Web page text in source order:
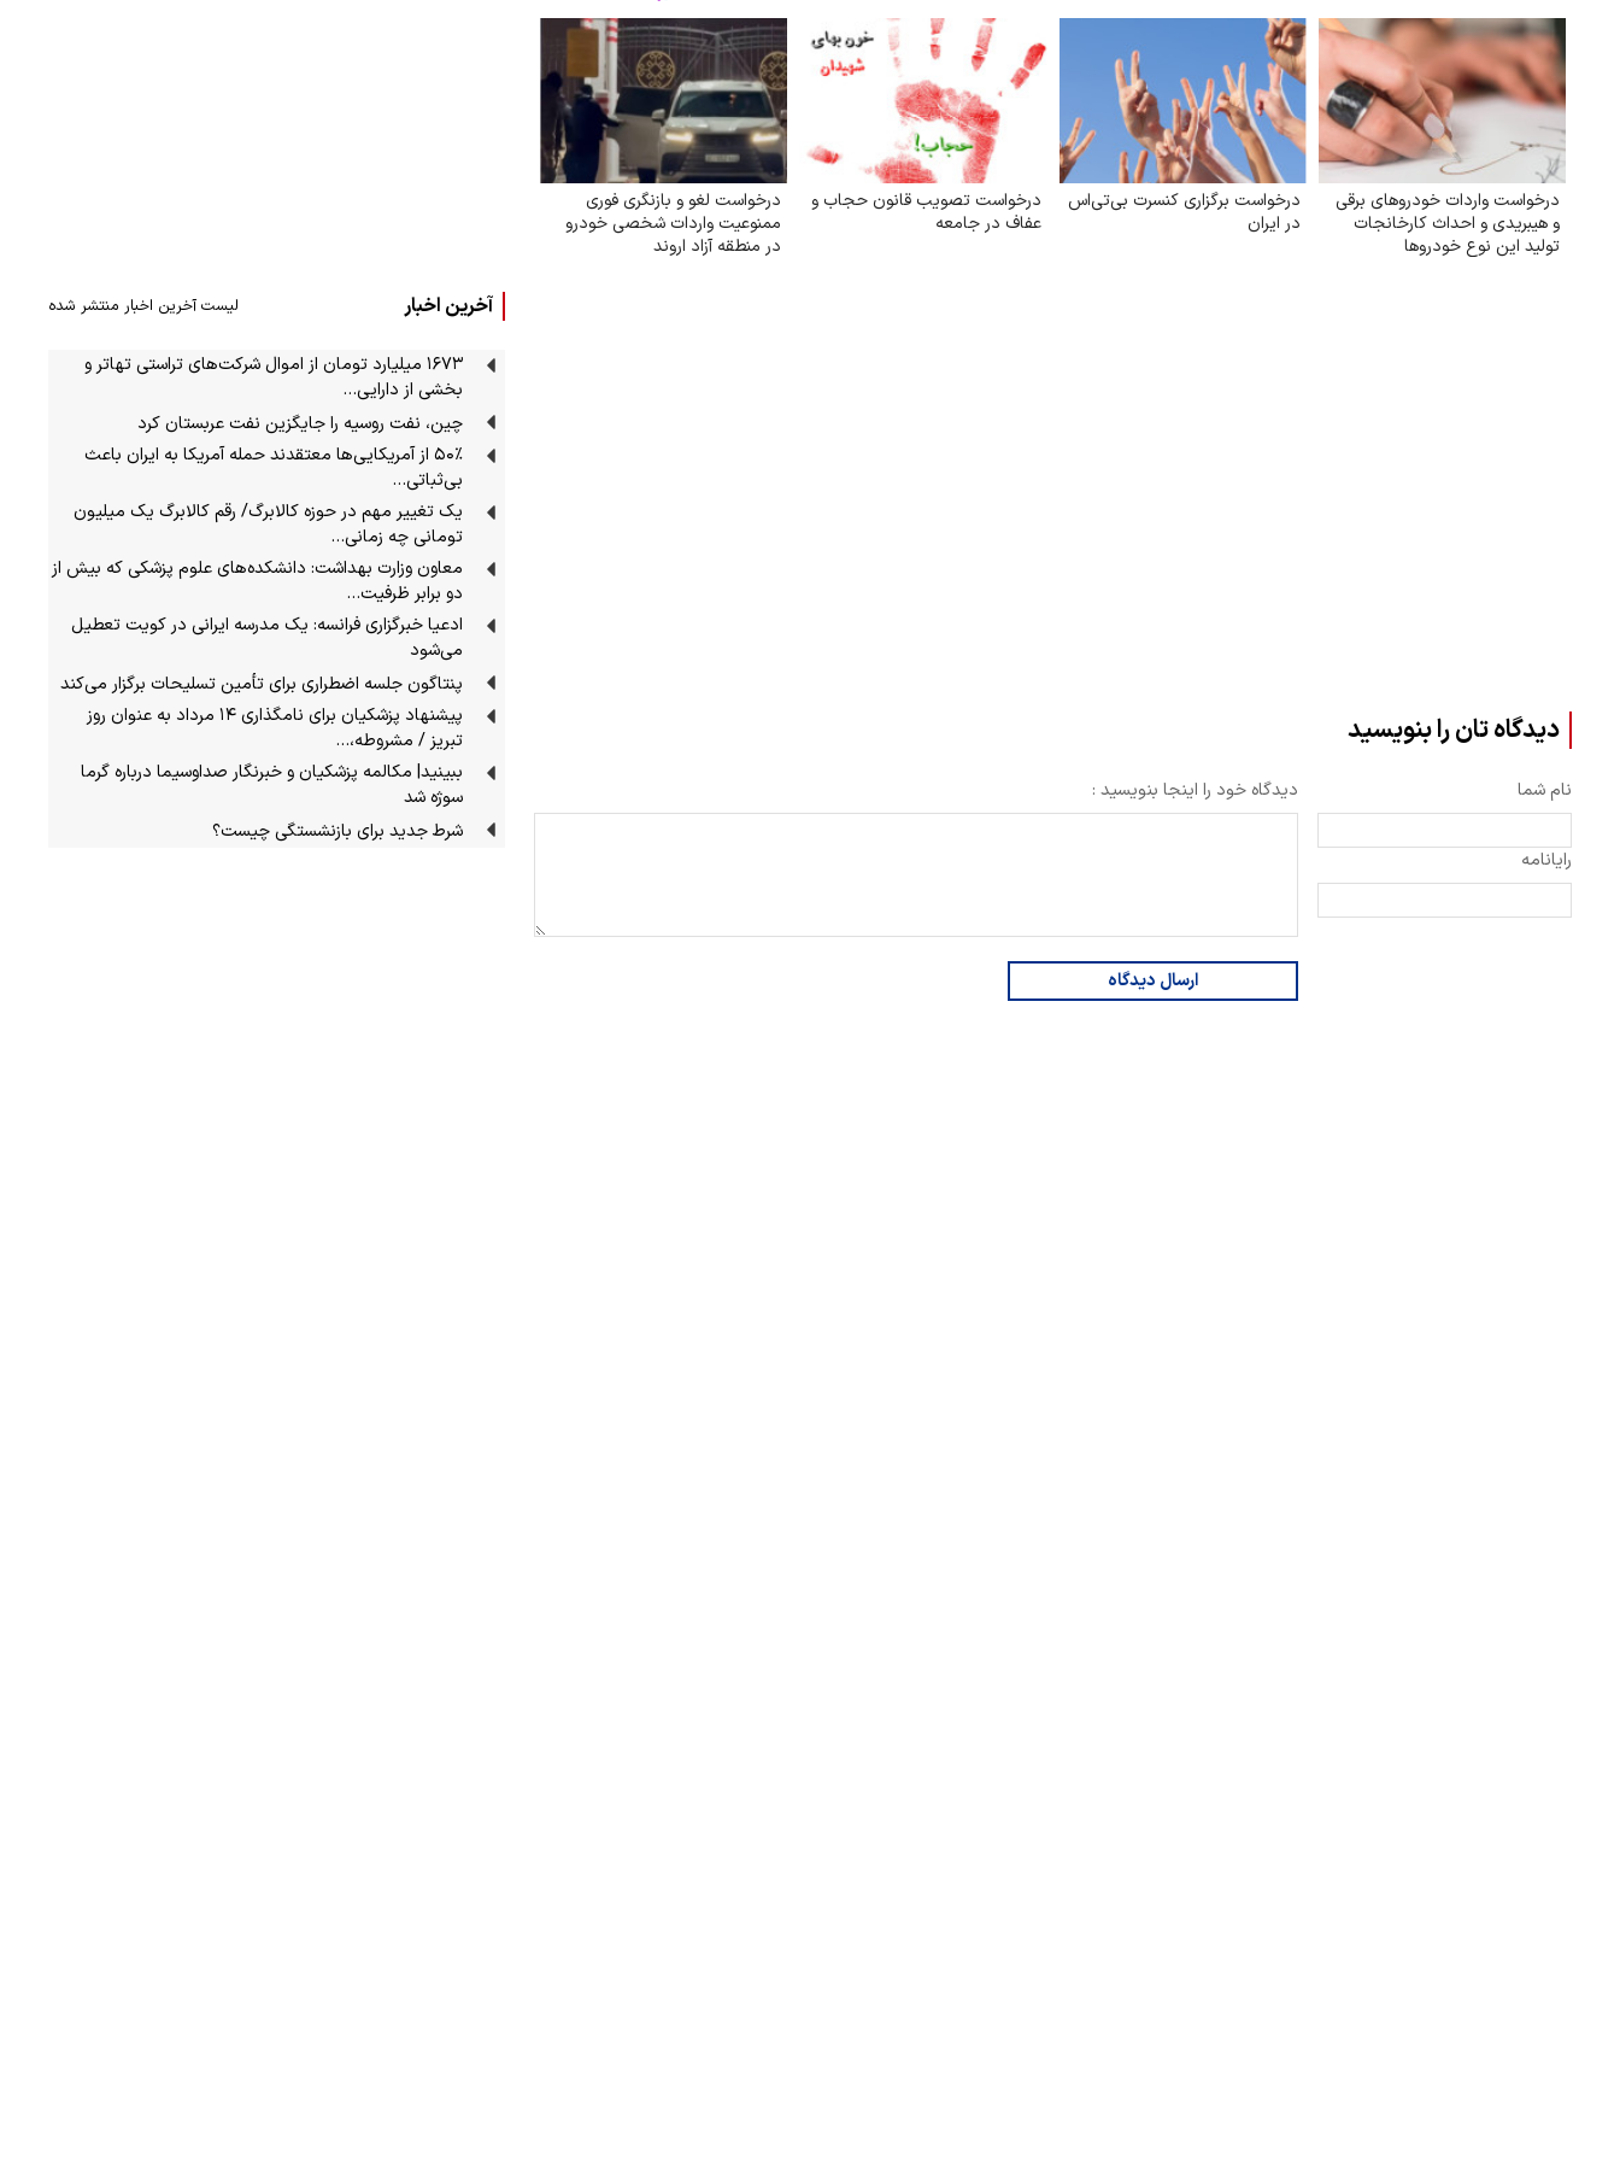
درخواست واردات خودروهای برقی
و هیبریدی و احداث کارخانجات
تولید این نوع خودروها
درخواست برگزاری کنسرت بی‌تی‌اس
در ایران
درخواست تصویب قانون حجاب و
عفاف در جامعه
درخواست لغو و بازنگری فوری
ممنوعیت واردات شخصی خودرو
در منطقه آزاد اروند
دیدگاه تان را بنویسید
نام شما
رایانامه
دیدگاه خود را اینجا بنویسید :
ارسال دیدگاه
آخرین اخبار لیست آخرین اخبار منتشر شده
۱۶۷۳ میلیارد تومان از اموال شرکت‌های تراستی تهاتر و
بخشی از دارایی‌…
چین، نفت روسیه را جایگزین نفت عربستان کرد
۵۰٪ از آمریکایی‌ها معتقدند حمله آمریکا به ایران باعث
بی‌ثباتی…
یک تغییر مهم در حوزه کالابرگ/ رقم کالابرگ یک میلیون
تومانی چه زمانی…
معاون وزارت بهداشت: دانشکده‌های علوم پزشکی که بیش از
دو برابر ظرفیت…
ادعیا خبرگزاری فرانسه: یک مدرسه ایرانی در کویت تعطیل
می‌شود
پنتاگون جلسه اضطراری برای تأمین تسلیحات برگزار می‌کند
پیشنهاد پزشکیان برای نامگذاری ۱۴ مرداد به عنوان روز
تبریز / مشروطه،…
ببینید| مکالمه پزشکیان و خبرنگار صداوسیما درباره گرما
سوژه شد
شرط جدید برای بازنشستگی چیست؟